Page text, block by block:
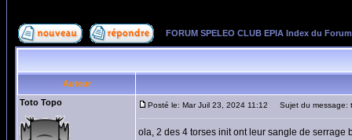
FORUM SPELEO CLUB EPIA Index du Forum
Auteur
Toto Topo
Posté le: Mar Juil 23, 2024 11:12 Sujet du message:
ola, 2 des 4 torses init ont leur sangle de serrage